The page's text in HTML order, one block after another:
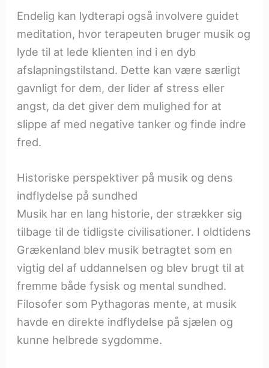
Endelig kan lydterapi også involvere guidet
meditation, hvor terapeuten bruger musik og
lyde til at lede klienten ind i en dyb
afslapningstilstand. Dette kan være særligt
gavnligt for dem, der lider af stress eller
angst, da det giver dem mulighed for at
slippe af med negative tanker og finde indre
fred.
Historiske perspektiver på musik og dens
indflydelse på sundhed
Musik har en lang historie, der strækker sig
tilbage til de tidligste civilisationer. I oldtidens
Grækenland blev musik betragtet som en
vigtig del af uddannelsen og blev brugt til at
fremme både fysisk og mental sundhed.
Filosofer som Pythagoras mente, at musik
havde en direkte indflydelse på sjælen og
kunne helbrede sygdomme.